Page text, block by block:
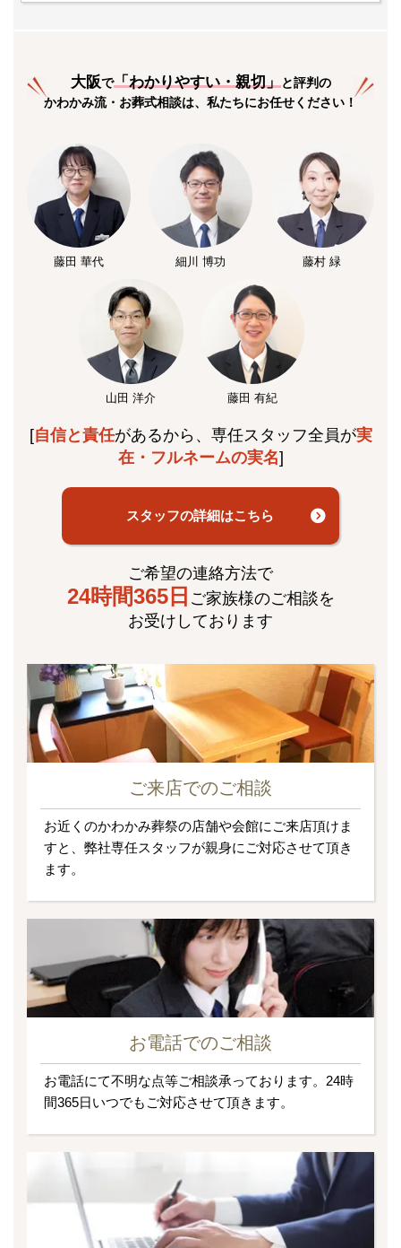
大阪で「わかりやすい・親切」と評判の
かわかみ流・お葬式相談は、私たちにお任せください！
藤田 華代 細川 博功 藤村 緑
山田 洋介 藤田 有紀
[自信と責任があるから、専任スタッフ全員が実
在・フルネームの実名]
スタッフの詳細はこちら
ご希望の連絡方法で
24時間365日 ご家族様のご相談を
お受けしております
ご来店でのご相談
お近くのかわかみ葬祭の店舗や会館にご来店頂けま
すと、弊社専任スタッフが親身にご対応させて頂き
ます。
お電話でのご相談
お電話にて不明な点等ご相談承っております。24時
間365日いつでもご対応させて頂きます。